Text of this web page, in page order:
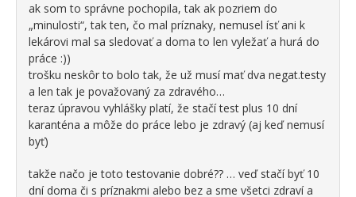
ak som to správne pochopila, tak ak pozriem do
„minulosti“, tak ten, čo mal príznaky, nemusel ísť ani k
lekárovi mal sa sledovať a doma to len vyležať a hurá do
práce :))
trošku neskôr to bolo tak, že už musí mať dva negat.testy
a len tak je považovaný za zdravého…
teraz úpravou vyhlášky platí, že stačí test plus 10 dní
karanténa a môže do práce lebo je zdravý (aj keď nemusí
byť)
takže načo je toto testovanie dobré?? … veď stačí byť 10
dní doma či s príznakmi alebo bez a sme všetci zdraví a